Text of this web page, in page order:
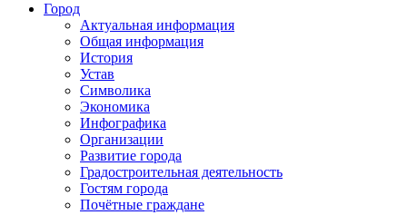
Город
Актуальная информация
Общая информация
История
Устав
Символика
Экономика
Инфографика
Организации
Развитие города
Градостроительная деятельность
Гостям города
Почётные граждане